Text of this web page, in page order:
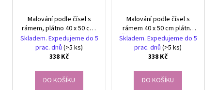
Malování podle čísel s
rámem, plátno 40 x 50 cm,
Vlci za úplňku
Skladem. Expedujeme do 5
prac. dnů (>5 ks)
338 Kč
DO KOŠÍKU
Malování podle čísel s
rámem 40 x 50 cm plátno
Červené auto Supersport
Skladem. Expedujeme do 5
prac. dnů (>5 ks)
338 Kč
DO KOŠÍKU